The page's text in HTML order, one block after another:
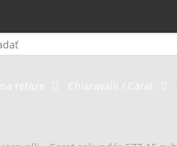
reťaze Chiaravalli / Carat